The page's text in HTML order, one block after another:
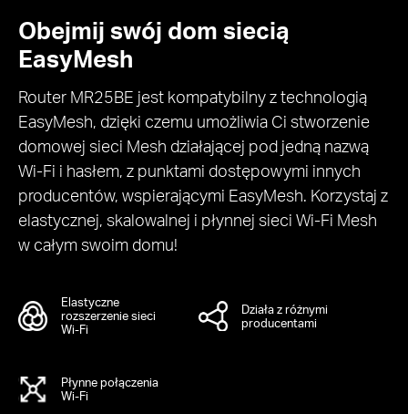
Obejmij swój dom siecią
EasyMesh
Router MR25BE jest kompatybilny z technologią
EasyMesh, dzięki czemu umożliwia Ci stworzenie
domowej sieci Mesh działającej pod jedną nazwą
Wi-Fi i hasłem, z punktami dostępowymi innych
producentów, wspierającymi EasyMesh. Korzystaj z
elastycznej, skalowalnej i płynnej sieci Wi-Fi Mesh
w całym swoim domu!
Elastyczne
rozszerzenie sieci
Wi‑Fi
Działa z różnymi
producentami
Płynne połączenia
Wi‑Fi